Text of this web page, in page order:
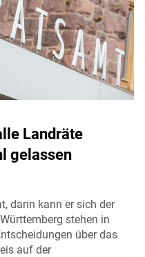
Landräte
gelassen
dann kann er sich der
stehen in
über das
auf der